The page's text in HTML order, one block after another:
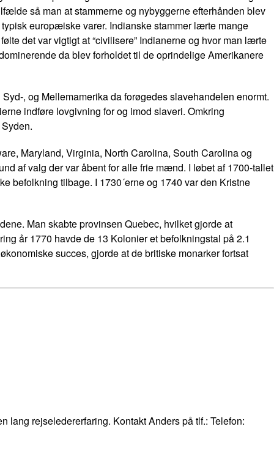
så man at stammerne og nybyggerne efterhånden blev
europæiske varer. Indianske stammer lærte mange
det var vigtigt at “civilisere” Indianerne og hvor man lærte
da blev forholdet til de oprindelige Amerikanere
, og Mellemamerika da forøgedes slavehandelen enormt.
indføre lovgivning for og imod slaveri. Omkring
Maryland, Virginia, North Carolina, South Carolina og
af valg der var åbent for alle frie mænd. I løbet af 1700-tallet
befolkning tilbage. I 1730´erne og 1740 var den Kristne
Man skabte provinsen Quebec, hvilket gjorde at
år 1770 havde de 13 Kolonier et befolkningstal på 2.1
succes, gjorde at de britiske monarker fortsat
lang rejseledererfaring. Kontakt Anders på tlf.: Telefon: